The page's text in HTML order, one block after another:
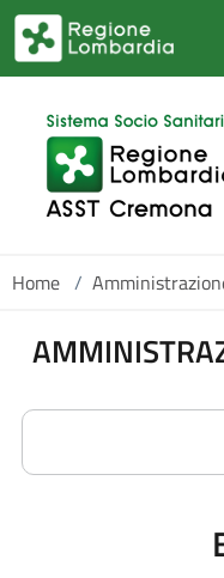
Salta al contenuto principale
Home /